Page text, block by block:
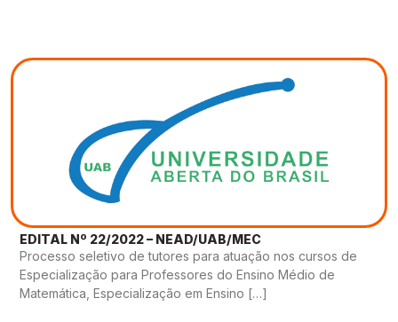
EDITAL Nº 22/2022 – NEAD/UAB/MEC
Processo seletivo de tutores para atuação nos cursos de
Especialização para Professores do Ensino Médio de
Matemática, Especialização em Ensino […]